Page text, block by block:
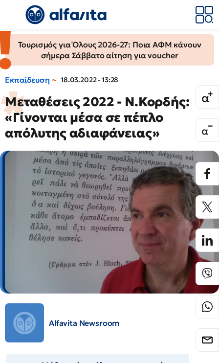
Τουρισμός για Όλους 2026-27: Ποια ΑΦΜ κάνουν
σήμερα Σάββατο αίτηση για voucher
Εκπαίδευση 18.03.2022 - 13:28
Μεταθέσεις 2022 - Ν.Κορδής:
«Γίνονται μέσα σε πέπλο
απόλυτης αδιαφάνειας»
Alfavita Newsroom